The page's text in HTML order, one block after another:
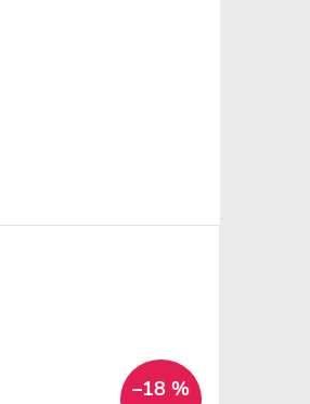
–18 %